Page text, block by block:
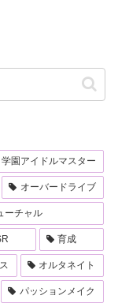
学園アイドルマスター
オーバードライブ
ーチャル
育成
オルタネイト
パッションメイク